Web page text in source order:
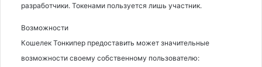
разработчики. Токенами пользуется лишь участник.
Возможности
Кошелек Тонкипер предоставить может значительные
возможности своему собственному пользователю: